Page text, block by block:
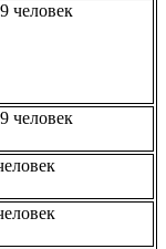
человек
человек